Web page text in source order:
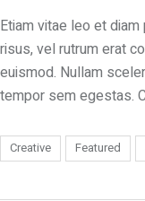
Etiam vitae leo et
risus, vel rutrum erat
euismod. Nullam
tempor sem egestas.
Creative Featured